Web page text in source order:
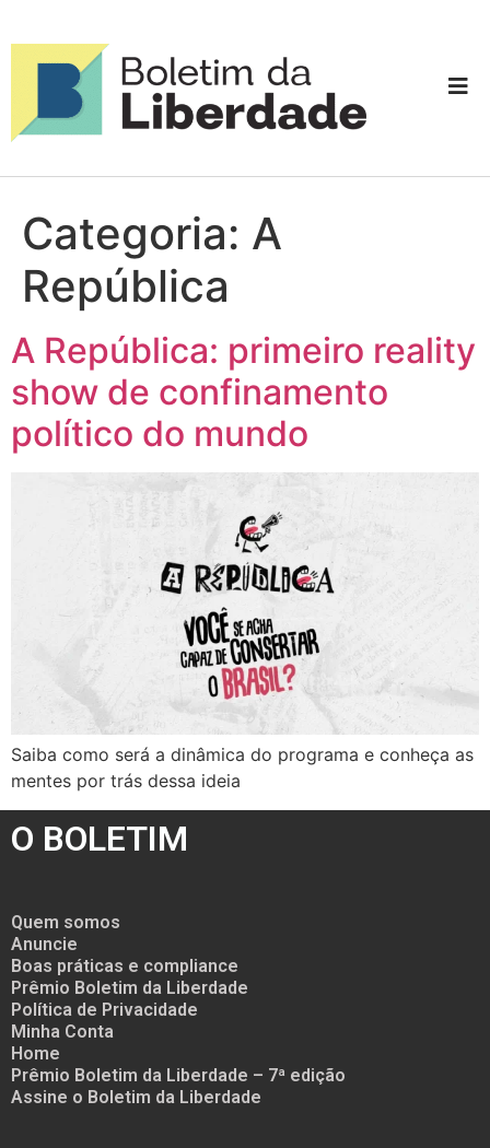
Categoria: A
República
A República: primeiro reality
show de confinamento
político do mundo
Saiba como será a dinâmica do programa e conheça as
mentes por trás dessa ideia
O BOLETIM
Quem somos
Anuncie
Boas práticas e compliance
Prêmio Boletim da Liberdade
Política de Privacidade
Minha Conta
Home
Prêmio Boletim da Liberdade – 7ª edição
Assine o Boletim da Liberdade